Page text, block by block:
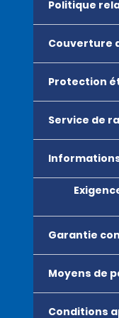
Politique
Couverture
Protection
Service de
Garantie
Moyens de
Conditions